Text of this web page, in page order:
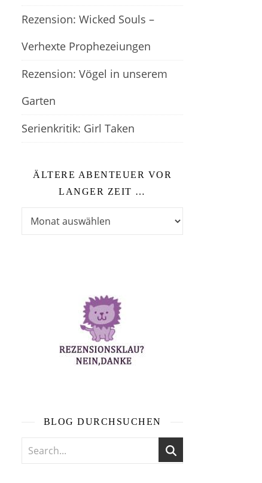
Rezension: Wicked Souls –
Verhexte Prophezeiungen
Rezension: Vögel in unserem
Garten
Serienkritik: Girl Taken
ÄLTERE ABENTEUER VOR
LANGER ZEIT …
BLOG DURCHSUCHEN